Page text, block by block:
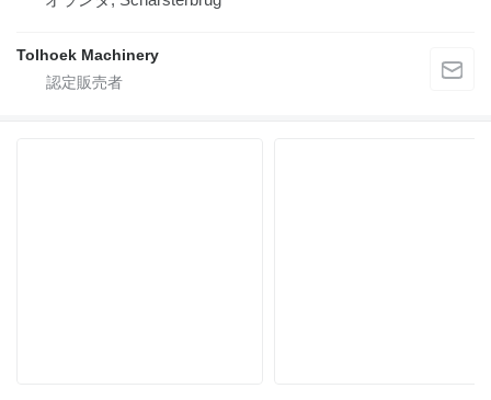
Tolhoek Machinery